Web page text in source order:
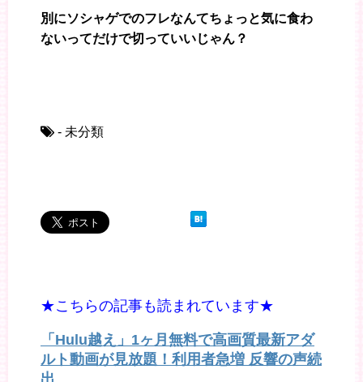
別にソシャゲでのフレなんてちょっと気に食わ
ないってだけで切っていいじゃん？
- 未分類
★こちらの記事も読まれています★
「Hulu越え」1ヶ月無料で高画質最新アダ
ルト動画が見放題！利用者急増 反響の声続